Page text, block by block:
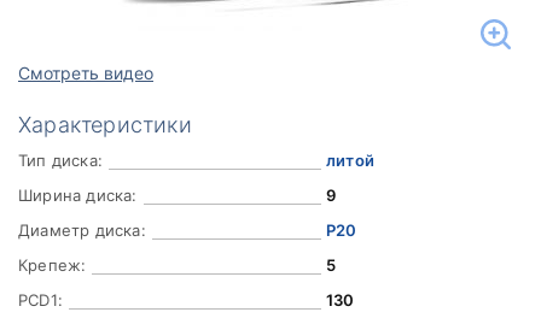
Смотреть видео
Характеристики
Тип диска:
литой
Ширина диска:
9
Диаметр диска:
Р20
Крепеж:
5
PCD1:
130